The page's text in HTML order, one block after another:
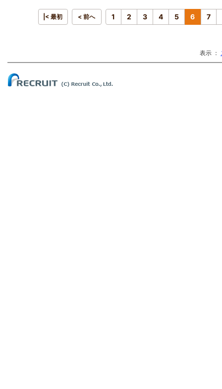
|< 最初 < 前へ 1 2 3 4 5 6 7
表示 ：